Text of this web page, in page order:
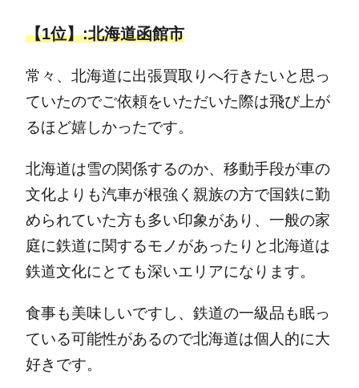
【1位】:北海道函館市
常々、北海道に出張買取りへ行きたいと思っ
ていたのでご依頼をいただいた際は飛び上が
るほど嬉しかったです。
北海道は雪の関係するのか、移動手段が車の
文化よりも汽車が根強く親族の方で国鉄に勤
められていた方も多い印象があり、一般の家
庭に鉄道に関するモノがあったりと北海道は
鉄道文化にとても深いエリアになります。
食事も美味しいですし、鉄道の一級品も眠っ
ている可能性があるので北海道は個人的に大
好きです。